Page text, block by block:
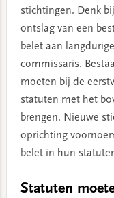
stichtingen. Denk
ontslag van een
belet aan
commissaris.
moeten bij de
statuten met het
brengen. Nieuwe
oprichting
belet in hun
Statuten